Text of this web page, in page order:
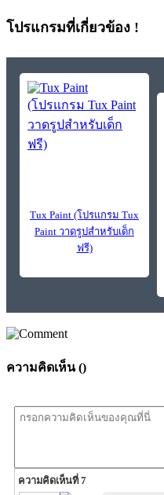
โปรแกรมที่เกี่ยวข้อง !
Tux Paint (โปรแกรม Tux
Paint วาดรูปสำหรับเด็ก
ฟรี)
ความคิดเห็น ()
ความคิดเห็นที่ 7